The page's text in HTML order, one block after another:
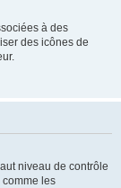
à des
des icônes de
niveau de contrôle
comme les